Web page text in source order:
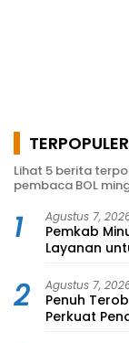
TERPOPULER
Lihat 5 berita
pembaca BOL
1 Agustus 7,
Pemkab
Layanan
2 Agustus 7,
Penuh
Perkuat
Kesehatan